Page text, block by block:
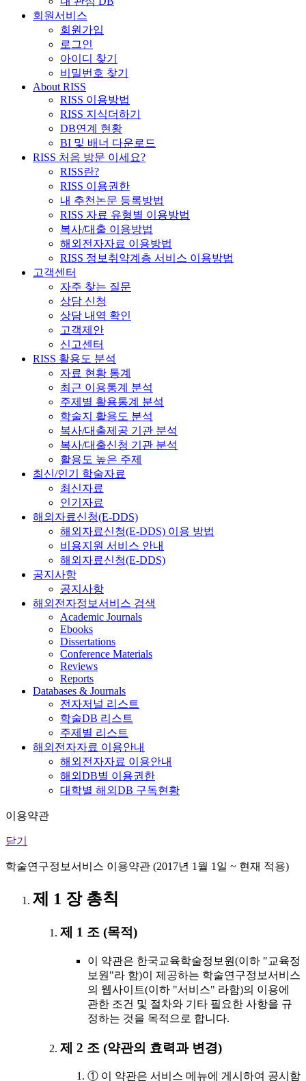
회원서비스
회원가입
로그인
아이디 찾기
비밀번호 찾기
About RISS
RISS 이용방법
RISS 지식더하기
DB연계 현황
BI 및 배너 다운로드
RISS 처음 방문 이세요?
RISS란?
RISS 이용권한
내 추천논문 등록방법
RISS 자료 유형별 이용방법
복사/대출 이용방법
해외전자자료 이용방법
RISS 정보취약계층 서비스 이용방법
고객센터
자주 찾는 질문
상담 신청
상담 내역 확인
고객제안
신고센터
RISS 활용도 분석
자료 현황 통계
최근 이용통계 분석
주제별 활용통계 분석
학술지 활용도 분석
복사/대출제공 기관 분석
복사/대출신청 기관 분석
활용도 높은 주제
최신/인기 학술자료
최신자료
인기자료
해외자료신청(E-DDS)
해외자료신청(E-DDS) 이용 방법
비용지원 서비스 안내
해외자료신청(E-DDS)
공지사항
공지사항
해외전자정보서비스 검색
Academic Journals
Ebooks
Dissertations
Conference Materials
Reviews
Reports
Databases & Journals
전자저널 리스트
학술DB 리스트
주제별 리스트
해외전자자료 이용안내
해외전자자료 이용안내
해외DB별 이용권한
대학별 해외DB 구독현황
이용약관
닫기
학술연구정보서비스 이용약관 (2017년 1월 1일 ~ 현재 적용)
제 1 장 총칙
제 1 조 (목적)
이 약관은 한국교육학술정보원(이하 "교육정
보원"라 함)이 제공하는 학술연구정보서비스
의 웹사이트(이하 "서비스" 라함)의 이용에
관한 조건 및 절차와 기타 필요한 사항을 규
정하는 것을 목적으로 합니다.
제 2 조 (약관의 효력과 변경)
① 이 약관은 서비스 메뉴에 게시하여 공시함